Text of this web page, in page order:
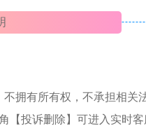
拥有所有权，不承担相关
【投诉删除】可进入实时客